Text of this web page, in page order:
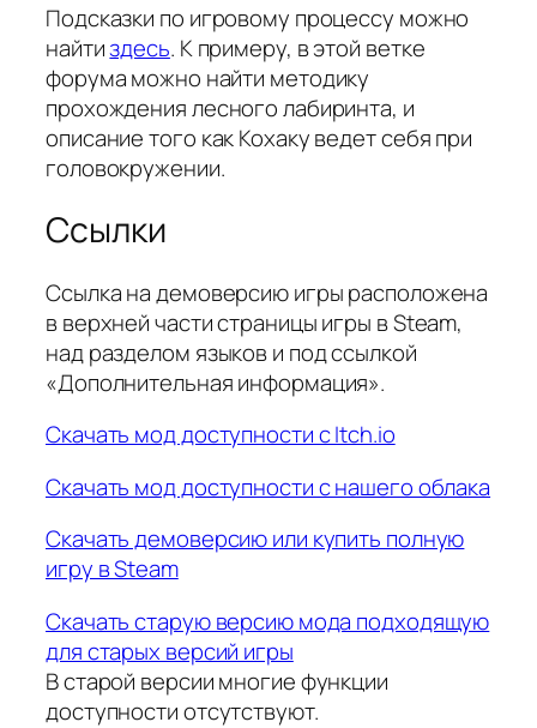
Подсказки по игровому процессу можно
найтиздесь. К примеру, в этой ветке
форума можно найти методику
прохождения лесного лабиринта, и
описание того как Кохаку ведет себя при
головокружении.
Ссылки
Ссылка на демоверсию игры расположена
в верхней части страницы игры в Steam,
над разделом языков и под ссылкой
«Дополнительная информация».
Скачать мод доступности с Itch.io
Скачать мод доступности с нашего облака
Скачать демоверсию или купить полную
игру в Steam
Скачать старую версию мода подходящую
для старых версий игры
В старой версии многие функции
доступности отсутствуют.